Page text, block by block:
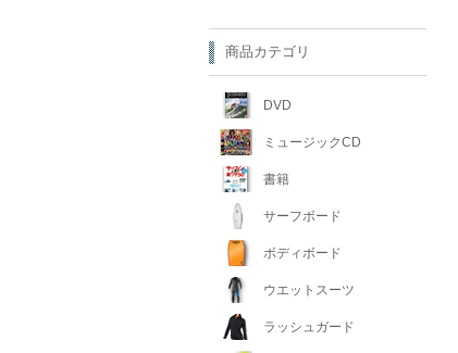
商品カテゴリ
DVD
ミュージックCD
書籍
サーフボード
ボディボード
ウエットスーツ
ラッシュガード